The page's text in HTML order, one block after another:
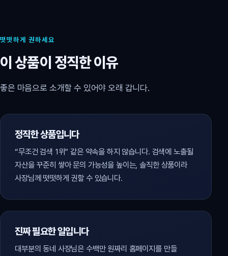
떳떳하게 권하세요
이 상품이 정직한 이유
좋은 마음으로 소개할 수 있어야 오래 갑니다.
정직한 상품입니다
“무조건 검색 1위” 같은 약속을 하지 않습니다. 검색에 노출될
자산을 꾸준히 쌓아 문의 가능성을 높이는, 솔직한 상품이라
사장님께 떳떳하게 권할 수 있습니다.
진짜 필요한 일입니다
대부분의 동네 사장님은 수백만 원짜리 홈페이지를 만들